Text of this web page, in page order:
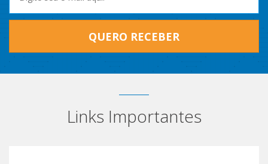
QUERO RECEBER
Links Importantes